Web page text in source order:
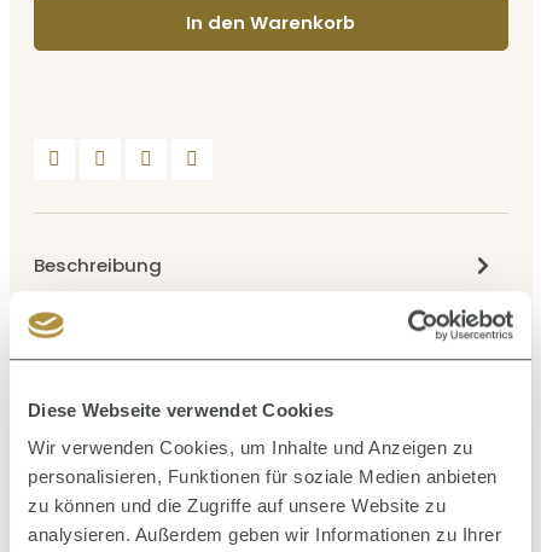
Diese Webseite verwendet Cookies
Wir verwenden Cookies, um Inhalte und Anzeigen zu
personalisieren, Funktionen für soziale Medien anbieten
zu können und die Zugriffe auf unsere Website zu
analysieren. Außerdem geben wir Informationen zu Ihrer
In den Warenkorb
Beschreibung
Färbeschale (250 ml) Messbecher (100ml) breiter
Färbepinsel
Produktgalerie überspringen
Ähnliche Artikel